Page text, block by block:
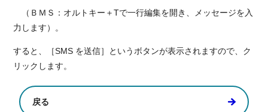
（ＢＭＳ：オルトキー＋Tで一行編集を開き、メッセージを入
力します）。
すると、［SMS を送信］というボタンが表示されますので、ク
リックします。
戻る